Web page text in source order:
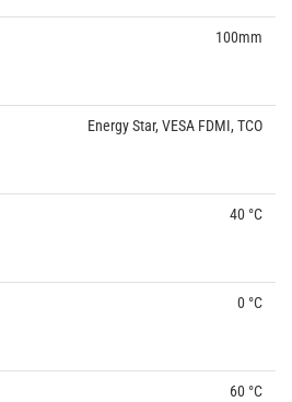
100mm
Energy Star, VESA FDMI, TCO
40 °C
0 °C
60 °C